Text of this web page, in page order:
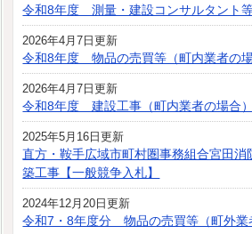
令和8年度 測量・建設コンサルタント等
2026年4月7日更新
令和8年度 物品の売買等（町内業者の
2026年4月7日更新
令和8年度 建設工事（町内業者の場合）
2025年5月16日更新
直方・鞍手広域市町村圏事務組合宮田消
築工事【一般競争入札】
2024年12月20日更新
令和7・8年度分 物品の売買等（町外業